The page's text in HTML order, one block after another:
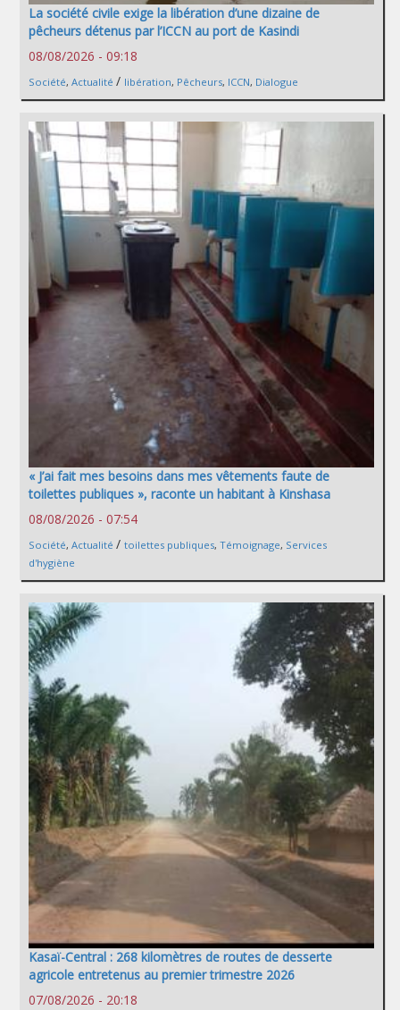
La société civile exige la libération d’une dizaine de
pêcheurs détenus par l’ICCN au port de Kasindi
08/08/2026 - 09:18
Société, Actualité / libération, Pêcheurs, ICCN, Dialogue
« J’ai fait mes besoins dans mes vêtements faute de
toilettes publiques », raconte un habitant à Kinshasa
08/08/2026 - 07:54
Société, Actualité / toilettes publiques, Témoignage, Services
d'hygiène
Kasaï-Central : 268 kilomètres de routes de desserte
agricole entretenus au premier trimestre 2026
07/08/2026 - 20:18